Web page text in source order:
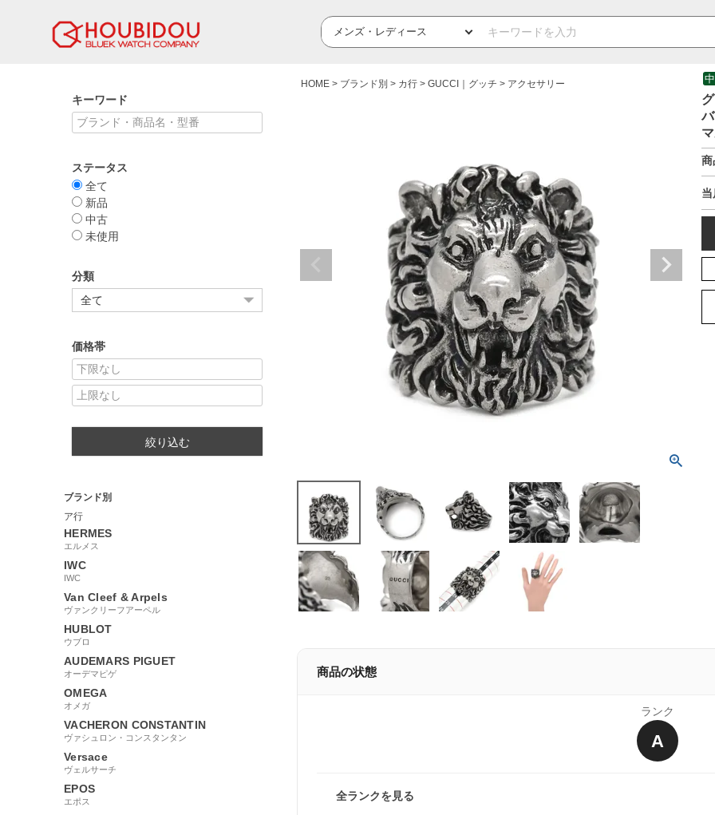
キーワード
ステータス
全て
新品
中古
未使用
分類
価格帯
絞り込む
ブランド別
ア行
HERMES
エルメス
IWC
IWC
Van Cleef & Arpels
ヴァンクリーフアーペル
HUBLOT
ウブロ
AUDEMARS PIGUET
オーデマピゲ
OMEGA
オメガ
VACHERON CONSTANTIN
ヴァシュロン・コンスタンタン
Versace
ヴェルサーチ
EPOS
エポス
HOME ブランド別 カ行 GUCCI｜グッチ アクセサリー
商
商品の状態
ランク
A
全ランクを見る